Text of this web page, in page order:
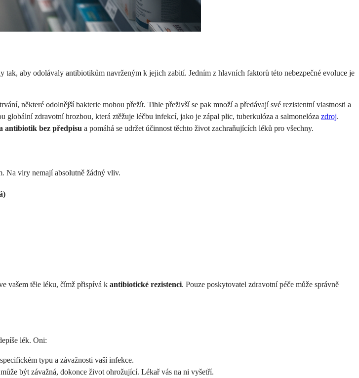
aby odolávaly antibiotikům navrženým k jejich zabití. Jedním z hlavních faktorů této nebezpečné evoluce je
některé odolnější bakterie mohou přežít. Tihle přeživší se pak množí a předávají své rezistentní vlastnosti a
globální zdravotní hrozbou, která ztěžuje léčbu infekcí, jako je zápal plic, tuberkulóza a salmonelóza zdroj.
antibiotik bez předpisu a pomáhá se udržet účinnost těchto život zachraňujících léků pro všechny.
Na viry nemají absolutně žádný vliv.
vašem těle léku, čímž přispívá k antibiotické rezistenci. Pouze poskytovatel zdravotní péče může správně
lék. Oni:
typu a závažnosti vaší infekce.
být závažná, dokonce život ohrožující. Lékař vás na ni vyšetří.